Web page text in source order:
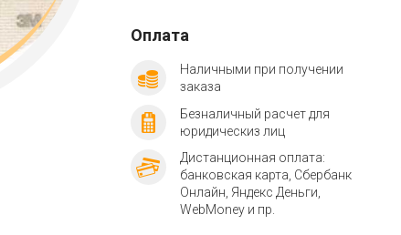
Оплата
Наличными при получении
заказа
Безналичный расчет для
юридическиз лиц
Дистанционная оплата:
банковская карта, Сбербанк
Онлайн, Яндекс Деньги,
WebMoney и пр.